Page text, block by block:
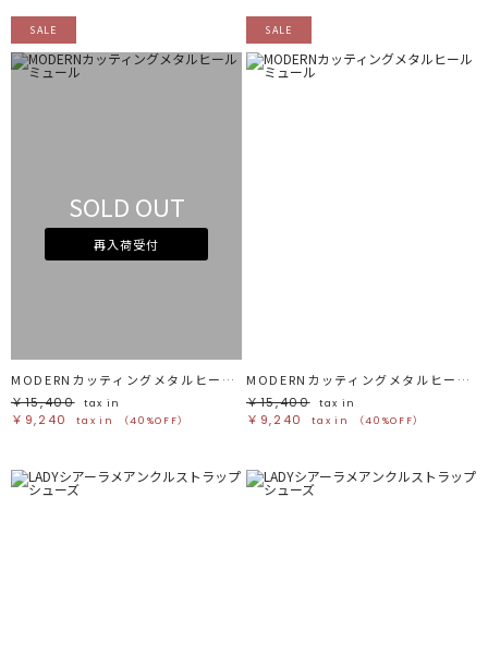
この条件で絞り込む
SALE
SOLD OUT
再入荷受付
MODERNカッティングメタルヒールミュール
￥15,400
tax in
￥9,240 tax in （40%OFF）
SALE
MODERNカッティングメタルヒールミュール
￥15,400
tax in
￥9,240 tax in （40%OFF）